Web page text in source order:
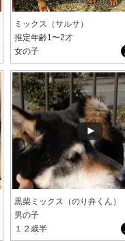
ミックス（サルサ）
推定年齢1〜2才
女の子
黒柴ミックス（のり弁くん）
男の子
１２歳半